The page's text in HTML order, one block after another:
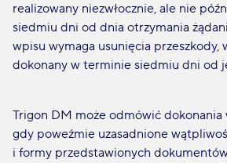
realizowany niezwłocznie, ale nie
siedmiu dni od dnia otrzymania
wpisu wymaga usunięcia przeszkody,
dokonany w terminie siedmiu dni od
Trigon DM może odmówić
gdy poweźmie uzasadnione
i formy przedstawionych